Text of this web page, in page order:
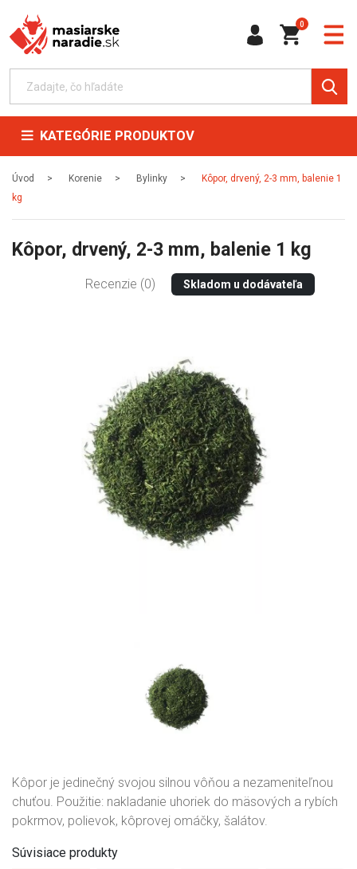
0
KATEGÓRIE PRODUKTOV
Úvod Korenie Bylinky
Kôpor, drvený, 2-3 mm, balenie 1
kg
Kôpor, drvený, 2-3 mm, balenie 1 kg
Recenzie (0) Skladom u dodávateľa
Kôpor je jedinečný svojou silnou vôňou a nezameniteľnou
chuťou. Použitie: nakladanie uhoriek do mäsových a rybích
pokrmov, polievok, kôprovej omáčky, šalátov.
Súvisiace produkty